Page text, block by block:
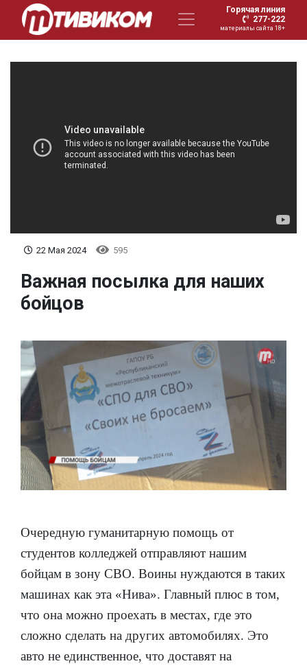
Горячая линия
277-222
материалы сайта 18+
22 Мая 2024 595
Важная посылка для наших
бойцов
Очередную гуманитарную помощь от
студентов колледжей отправляют нашим
бойцам в зону СВО. Воины нуждаются в таких
машинах как эта «Нива». Главный плюс в том,
что она можно проехать в местах, где это
сложно сделать на других автомобилях. Это
авто не единственное, что доставят на